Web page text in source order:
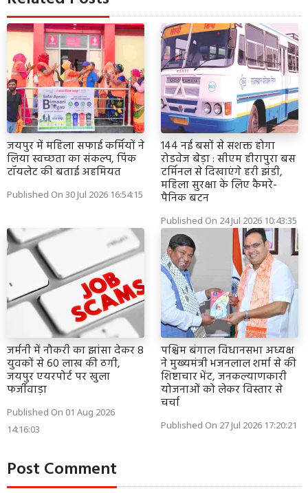
जयपुर में महिला सफाई कर्मियों ने
लिया स्वच्छता का संकल्प, पिंक
टॉयलेट की बताई अहमियत
Published On 30 Jul 2026 16:54:15
144 नई बसों से सशक्त होगा
रोडवेज बेड़ा : सीएम हीरापुरा बस
टर्मिनल से दिखाएंगे हरी झंडी,
महिला सुरक्षा के लिए कैमरे-
पैनिक बटन
Published On 24 Jul 2026 10:43:35
जर्मनी में नौकरी का झांसा देकर 8
युवकों से 60 लाख की ठगी,
जयपुर एयरपोर्ट पर खुला
फर्जीवाड़ा
Published On 01 Aug 2026
14:16:03
पश्चिम बंगाल विधानसभा अध्यक्ष
ने मुख्यमंत्री भजनलाल शर्मा से की
शिष्टाचार भेंट, जनकल्याणकारी
योजनाओं को लेकर विस्तार से
चर्चा
Published On 27 Jul 2026 17:20:21
Post Comment